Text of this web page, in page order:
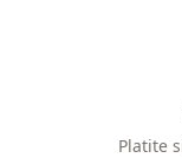
Platite